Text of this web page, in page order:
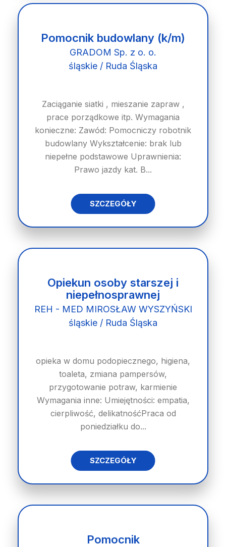
Pomocnik budowlany (k/m)
GRADOM Sp. z o. o.
śląskie / Ruda Śląska
Zaciąganie siatki , mieszanie zapraw ,
prace porządkowe itp. Wymagania
konieczne: Zawód: Pomocniczy robotnik
budowlany Wykształcenie: brak lub
niepełne podstawowe Uprawnienia:
Prawo jazdy kat. B...
SZCZEGÓŁY
Opiekun osoby starszej i
niepełnosprawnej
REH - MED MIROSŁAW WYSZYŃSKI
śląskie / Ruda Śląska
opieka w domu podopiecznego, higiena,
toaleta, zmiana pampersów,
przygotowanie potraw, karmienie
Wymagania inne: Umiejętności: empatia,
cierpliwość, delikatnośćPraca od
poniedziałku do...
SZCZEGÓŁY
Pomocnik